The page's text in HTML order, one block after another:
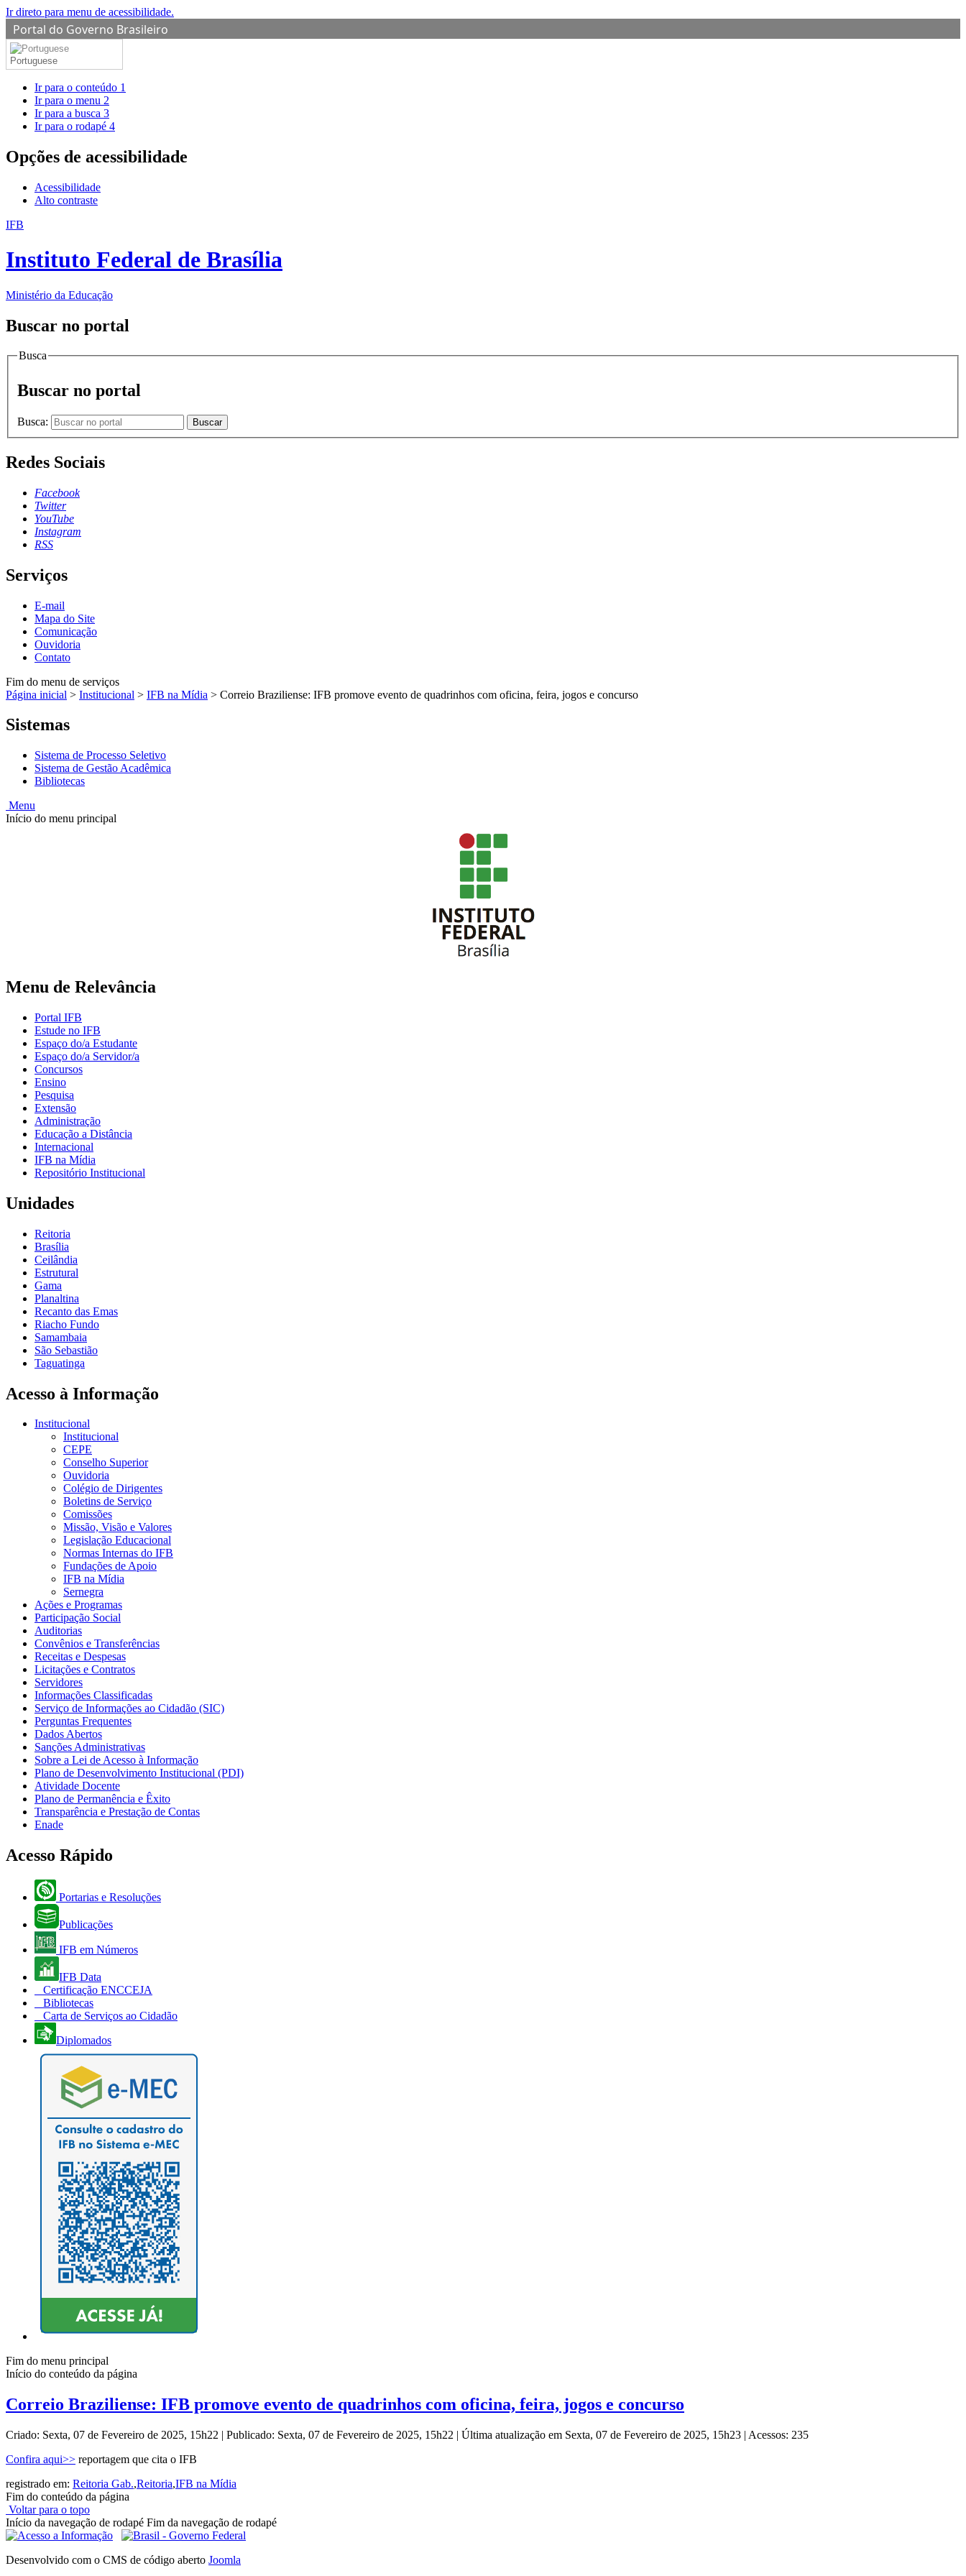
Ir direto para menu de acessibilidade.
Portal do Governo Brasileiro
Portuguese
Ir para o conteúdo 1
Ir para o menu 2
Ir para a busca 3
Ir para o rodapé 4
Opções de acessibilidade
Acessibilidade
Alto contraste
IFB
Instituto Federal de Brasília
Ministério da Educação
Buscar no portal
Busca
Buscar no portal
Busca: Buscar
Redes Sociais
Facebook
Twitter
YouTube
Instagram
RSS
Serviços
E-mail
Mapa do Site
Comunicação
Ouvidoria
Contato
Fim do menu de serviços
Página inicial > Institucional > IFB na Mídia > Correio Braziliense: IFB promove evento de quadrinhos com oficina, feira, jogos e concurso
Sistemas
Sistema de Processo Seletivo
Sistema de Gestão Acadêmica
Bibliotecas
Menu
Início do menu principal
Menu de Relevância
Portal IFB
Estude no IFB
Espaço do/a Estudante
Espaço do/a Servidor/a
Concursos
Ensino
Pesquisa
Extensão
Administração
Educação a Distância
Internacional
IFB na Mídia
Repositório Institucional
Unidades
Reitoria
Brasília
Ceilândia
Estrutural
Gama
Planaltina
Recanto das Emas
Riacho Fundo
Samambaia
São Sebastião
Taguatinga
Acesso à Informação
Institucional
Institucional
CEPE
Conselho Superior
Ouvidoria
Colégio de Dirigentes
Boletins de Serviço
Comissões
Missão, Visão e Valores
Legislação Educacional
Normas Internas do IFB
Fundações de Apoio
IFB na Mídia
Sernegra
Ações e Programas
Participação Social
Auditorias
Convênios e Transferências
Receitas e Despesas
Licitações e Contratos
Servidores
Informações Classificadas
Serviço de Informações ao Cidadão (SIC)
Perguntas Frequentes
Dados Abertos
Sanções Administrativas
Sobre a Lei de Acesso à Informação
Plano de Desenvolvimento Institucional (PDI)
Atividade Docente
Plano de Permanência e Êxito
Transparência e Prestação de Contas
Enade
Acesso Rápido
Portarias e Resoluções
Publicações
IFB em Números
IFB Data
Certificação ENCCEJA
Bibliotecas
Carta de Serviços ao Cidadão
Diplomados
Fim do menu principal
Início do conteúdo da página
Correio Braziliense: IFB promove evento de quadrinhos com oficina, feira, jogos e concurso
Criado: Sexta, 07 de Fevereiro de 2025, 15h22 | Publicado: Sexta, 07 de Fevereiro de 2025, 15h22 | Última atualização em Sexta, 07 de Fevereiro de 2025, 15h23 | Acessos: 235
Confira aqui>> reportagem que cita o IFB
registrado em: Reitoria Gab.,Reitoria,IFB na Mídia
Fim do conteúdo da página
Voltar para o topo
Início da navegação de rodapé Fim da navegação de rodapé
Desenvolvido com o CMS de código aberto Joomla